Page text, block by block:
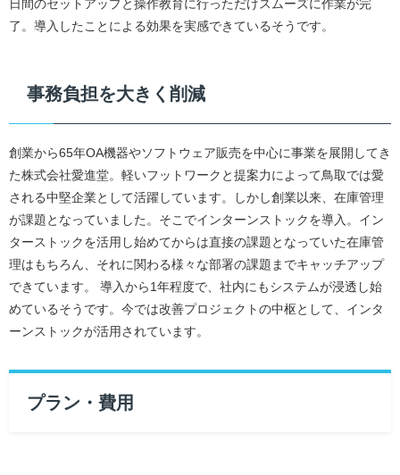
日間のセットアップと操作教育に行っただけスムーズに作業が完
了。導入したことによる効果を実感できているそうです。
事務負担を大きく削減
創業から65年OA機器やソフトウェア販売を中心に事業を展開してき
た株式会社愛進堂。軽いフットワークと提案力によって鳥取では愛
される中堅企業として活躍しています。しかし創業以来、在庫管理
が課題となっていました。そこでインターンストックを導入。イン
ターストックを活用し始めてからは直接の課題となっていた在庫管
理はもちろん、それに関わる様々な部署の課題までキャッチアップ
できています。 導入から1年程度で、社内にもシステムが浸透し始
めているそうです。今では改善プロジェクトの中枢として、インタ
ーンストックが活用されています。
プラン・費用